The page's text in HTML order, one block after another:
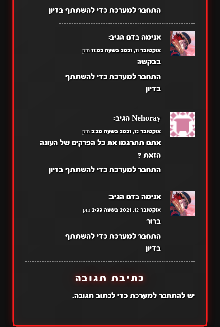
התחבר למערכת כדי להשתתף בדיון
אנימה בדם הגיב:
אוקטובר 11, 2021 בשעה 11:02 pm
בבקשה
התחבר למערכת כדי להשתתף
בדיון
Nehoray הגיב:
אוקטובר 12, 2021 בשעה 2:30 pm
אתם תתרגמו את כל הפרקים של העונה
הזאת ?
התחבר למערכת כדי להשתתף בדיון
אנימה בדם הגיב:
אוקטובר 12, 2021 בשעה 2:33 pm
ברור
התחבר למערכת כדי להשתתף
בדיון
כתיבת תגובה
יש להתחבר למערכתכדי לכתוב תגובה.